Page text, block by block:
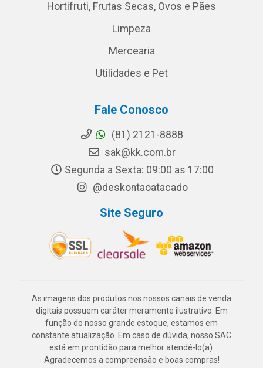
Hortifruti, Frutas Secas, Ovos e Pães
Limpeza
Mercearia
Utilidades e Pet
Fale Conosco
(81) 2121-8888
sak@kk.com.br
Segunda a Sexta: 09:00 as 17:00
@deskontaoatacado
Site Seguro
As imagens dos produtos nos nossos canais de venda
digitais possuem caráter meramente ilustrativo. Em
função do nosso grande estoque, estamos em
constante atualização. Em caso de dúvida, nosso SAC
está em prontidão para melhor atendê-lo(a).
Agradecemos a compreensão e boas compras!